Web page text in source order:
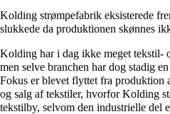
Kolding strømpefabrik eksisterede
slukkede da produktionen skønnes
Kolding har i dag ikke meget tekstil-
men selve branchen har dog stadig
Fokus er blevet flyttet fra
og salg af tekstiler, hvorfor Kolding
tekstilby, selvom den industrielle del